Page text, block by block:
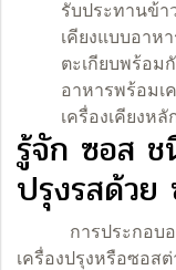
รับประทานข้า
เคียงแบบอาห
ตะเกียบพร้อม
อาหารพร้อมเ
เครื่องเคียงหลั
รู้จัก ซอส ช
ปรุงรสด้วย
การประกอบอาห
เครื่องปรุงหรือซอส